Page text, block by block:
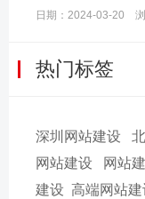
日期：2024-03-20
热门标签
深圳网站建设
网站建设
网站
建设 高端网站建